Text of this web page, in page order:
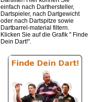
einfach nach Darthersteller,
Dartspieler, nach Dartgewicht
oder nach Dartspitze sowie
Dartbarrel-material filtern.
Klicken Sie auf die Grafik " Finde
Dein Dart!".